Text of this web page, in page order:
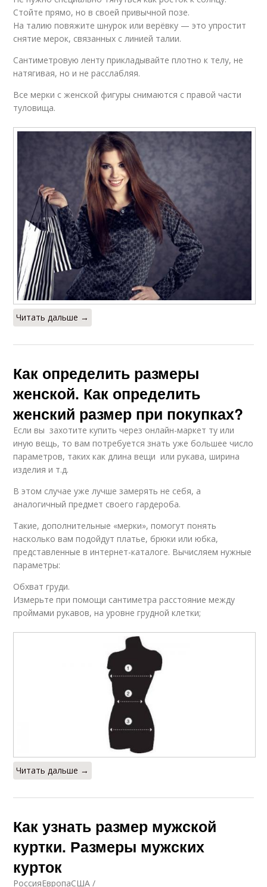
Стойте прямо, но в своей привычной позе.
На талию повяжите шнурок или верёвку — это упростит
снятие мерок, связанных с линией талии.
Сантиметровую ленту прикладывайте плотно к телу, не
натягивая, но и не расслабляя.
Все мерки с женской фигуры снимаются с правой части
туловища.
Читать дальше →
Как определить размеры
женской. Как определить
женский размер при покупках?
Если вы захотите купить через онлайн-маркет ту или
иную вещь, то вам потребуется знать уже большее число
параметров, таких как длина вещи или рукава, ширина
изделия и т.д.
В этом случае уже лучше замерять не себя, а
аналогичный предмет своего гардероба.
Такие, дополнительные «мерки», помогут понять
насколько вам подойдут платье, брюки или юбка,
представленные в интернет-каталоге. Вычисляем нужные
параметры:
Обхват груди.
Измерьте при помощи сантиметра расстояние между
проймами рукавов, на уровне грудной клетки;
Читать дальше →
Как узнать размер мужской
куртки. Размеры мужских
курток
РоссияЕвропаСША /